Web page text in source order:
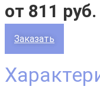
от 811 руб.
Заказать